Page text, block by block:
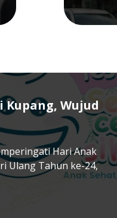
Kupang, Wujud
Hari Anak
Ulang Tahun ke-24,